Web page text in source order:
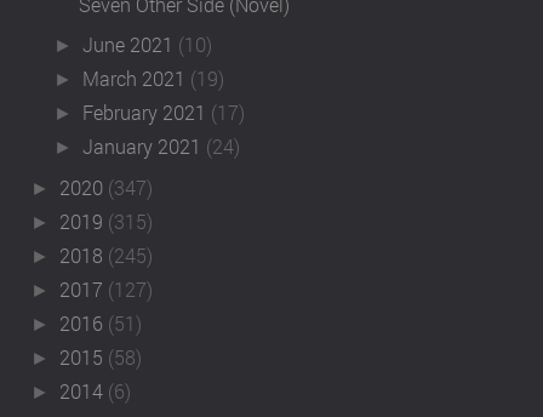
►June 2021 (10)
► March 2021 (19)
► February 2021 (17)
►January 2021 (24)
► 2020 (347)
► 2019 (315)
► 2018 (245)
► 2017 (127)
► 2016 (51)
► 2015 (58)
► 2014 (6)